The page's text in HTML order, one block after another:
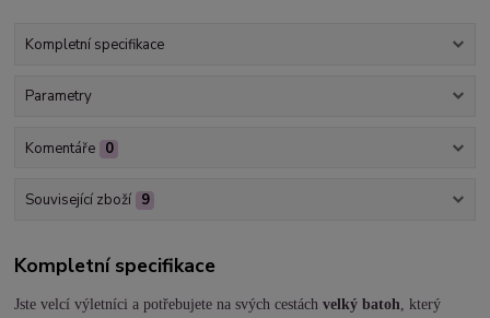
Kompletní specifikace
Parametry
Komentáře 0
Související zboží 9
Kompletní specifikace
Jste velcí výletníci a potřebujete na svých cestáchvelký batoh, který